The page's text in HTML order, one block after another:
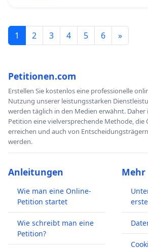
1 2 3 4 5 6 »
Petitionen.com
Erstellen Sie kostenlos eine professionelle
Nutzung unserer leistungsstarken
werden täglich in den Medien erwähnt. Daher
Petition eine vielversprechende Methode, die
erreichen und auch von
werden.
Anleitungen
Wie man eine Online-
Petition startet
Wie schreibt man eine
Petition?
Mehr